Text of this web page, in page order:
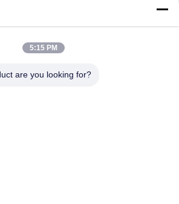
0,03 mm x 600/2000 Kapton getapete
mm x 600 koperen Litz-draad voor
5:15 PM
are you looking for?